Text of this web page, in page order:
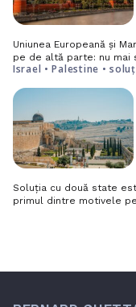
Uniunea Europeană și
pe de altă parte: nu mai
Israel • Palestine •
Soluția cu două state
primul dintre motivele